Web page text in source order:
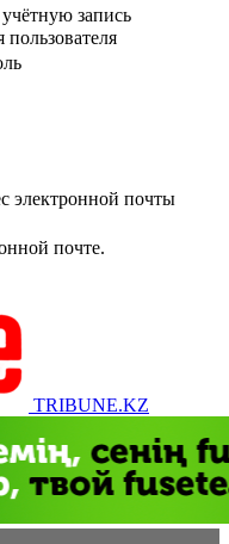
запись
электронной почты
почте.
TRIBUNE.KZ